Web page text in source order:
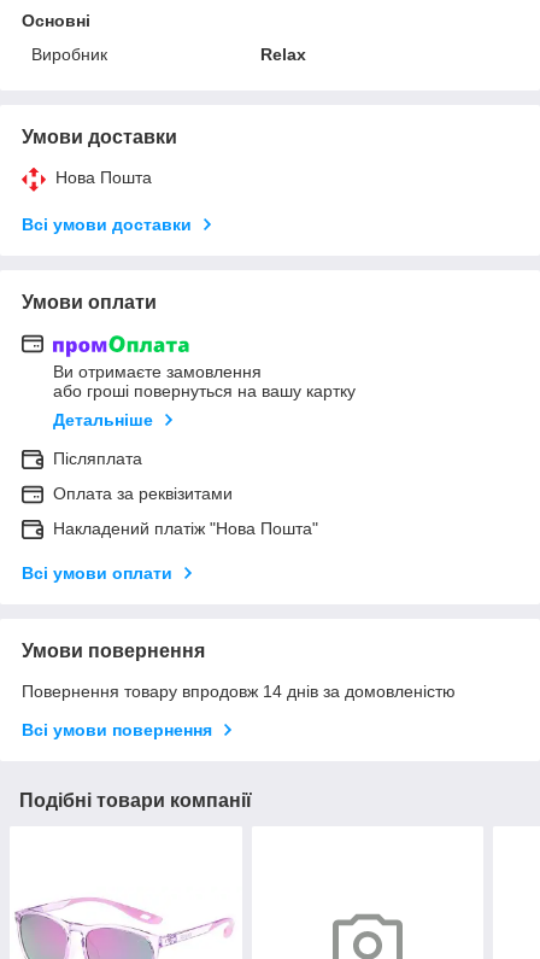
Основні
Виробник
Relax
Умови доставки
Нова Пошта
Всі умови доставки
Умови оплати
Ви отримаєте замовлення
або гроші повернуться на вашу картку
Детальніше
Післяплата
Оплата за реквізитами
Накладений платіж "Нова Пошта"
Всі умови оплати
Умови повернення
Повернення товару впродовж 14 днів за домовленістю
Всі умови повернення
Подібні товари компанії